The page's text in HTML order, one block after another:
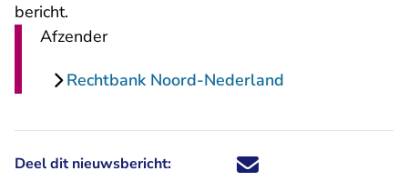
bericht.
Afzender
Rechtbank Noord-Nederland
Deel dit nieuwsbericht: Deel dit nieuwsbericht via X -
Deel dit nieuwsbericht via
Deel dit nieuwsbericht
Deel dit